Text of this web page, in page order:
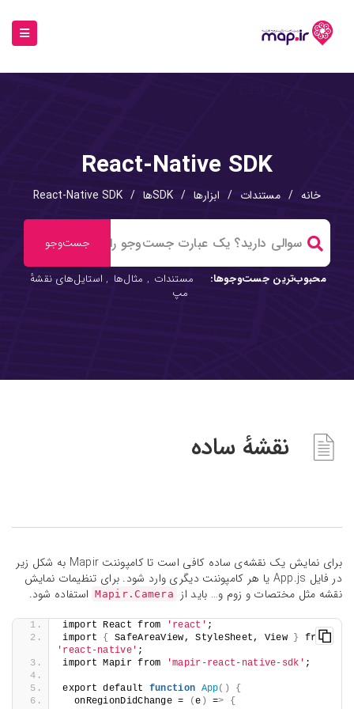
React-Native SDK
خانه / مستندات / ابزارها / SDKها /
React-Native SDK
محبوب‌ترین جست‌وجوها: مستندات , مثال‌ها , استایل‌های نقشهٔ
مپ
نقشه‌ٔ ساده
برای نمایش یک نقشه‌ی ساده کافی است تا کامپوننت Mapir به شکل زیر
در فایل App.js یا هر کامپوننت دیگری وارد شود. برای تنظیمات نمایش
نقشه مثل مختصات و زوم و… باید از
Mapir.Camera استفاده شود.
import React from 'react' ;
import { SafeAreaView, StyleSheet, View }
'react-native' ;
import Mapir from
'mapir-react-native-sdk' ;
export default function App()
{
  onRegionDidChange =
(e ) =>
{